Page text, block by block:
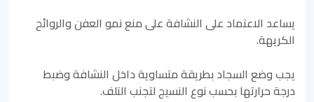
يساعد الاعتماد على النشافة على منع نمو العفن والروائح
الكريهة.
يجب وضع السجاد بطريقة متساوية داخل النشافة وضبط
درجة حرارتها بحسب نوع النسيج لتجنب التلف.